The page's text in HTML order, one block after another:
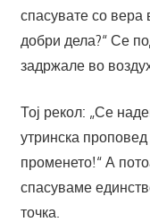
спасувате со
добри дела?“ Се
задржале во
Тој рекол: „Се
утринска
променето!“ А
спасуваме
точка.